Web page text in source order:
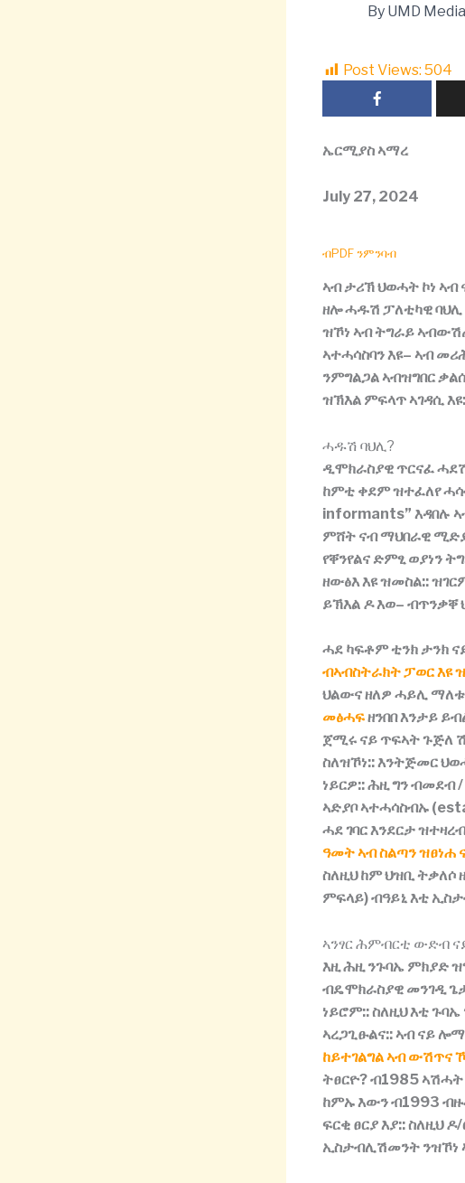
By UMD Media
Post Views: 504
ኤርሚያስኣማረ
July 27, 2024
ብPDF ንምንባብ
ኣብታሪኽህወሓት ኮነ ኣብ
ዘሎሓዱሽ ፓለቲካዊባህሊ
ዝኾነ ኣብትግራይ
ኣተሓሳስባንእዩ– ኣብ
ንምግልጋልኣብዝግበር
ዝኽእል ምፍላጥኣገዳሲእዩ
ሓዱሽ ባህሊ?
ዲሞክራስያዊጥርናፈ
ከምቲ ቀደምዝተፈለየ
informants” እዳበሉ
ምሸት ናብ ማህበራዊ
የቐንየልናድምፂ ወያነን
ዘውፅእእዩዝመስል::
ይኽእል ዶእወ– ብጥንቃቐ
ሓደ ካፍቶምቲንክታንክ
ብኣብስትራክት ፓወር እዩ
ህልውናዘለዎ ሓይሊ ማለቱ
መፅሓፍዘንበበእንታይ
ጀሚሩ ናይጥፍኣትጉጅለ
ስለዝኾነ::እንትጅመር
ነይርዎ::ሕዚግንብመደብ/
ኣድያቦኣተሓሳስብኡ
ሓደገባርእንደርታ
ዓመት ኣብ ስልጣን ዝፀነሐ
ስለዚህ ከምህዝቢትቃለሶ
ምፍላይ)ብዓይኒእቲ
ኣንፃር ሕምብርቲ ውድብ
እዚሕዚ ንጉባኤ ምክያድ
ብዴሞክራስያዊ መንገዲ
ነይሮም::ስለዚህእቲጉባኤ
ኣረጋጊፁልና::ኣብ ናይ
ከይተገልግል ኣብ ውሽጥና
ትፀርዮ?ብ1985ኣሽሓት
ከምኡእውንብ1993
ፍርቂ ፀርያእያ::ስለዚህ ዶ/
ኢስታብሊሽመንት ንዝኾነ